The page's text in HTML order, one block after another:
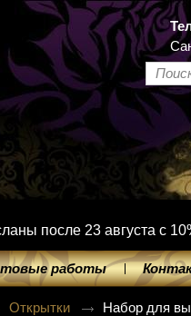
после 23 августа с
работы
Открытки
Набор для